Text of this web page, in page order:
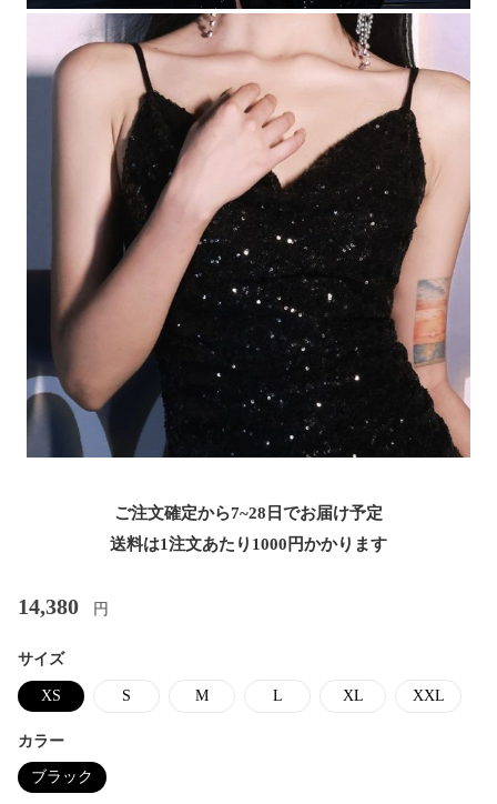
ご注文確定から7~28日でお届け予定
送料は1注文あたり 1000 円かかります
14,380 円
サイズ
XS S M L XL XXL
カラー
ブラック